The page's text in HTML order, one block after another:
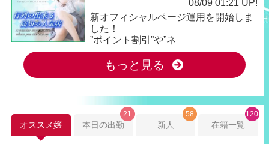
08/09 01:21 UP!
新オフィシャルページ運用を開始しま
した！
”ポイント割引”や”ネ
もっと見る
オススメ嬢 本日の出勤
21
新人
58
在籍一覧
120